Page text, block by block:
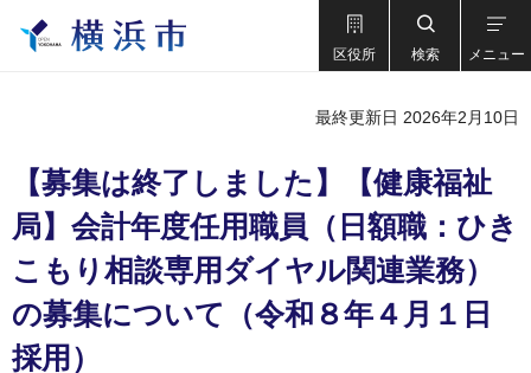
区役所 検索 メニュー
最終更新日 2026年2月10日
【募集は終了しました】【健康福祉
局】会計年度任用職員（日額職：ひき
こもり相談専用ダイヤル関連業務）
の募集について（令和８年４月１日
採用）